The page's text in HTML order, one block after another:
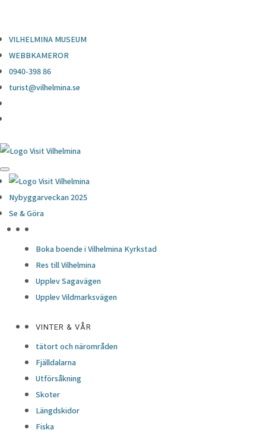
VILHELMINA MUSEUM
WEBBKAMEROR
0940-398 86
turist@vilhelmina.se
Nybyggarveckan 2025
Se & Göra
Boka boende i Vilhelmina Kyrkstad
Res till Vilhelmina
Upplev Sagavägen
Upplev Vildmarksvägen
VINTER & VÅR
tätort och närområden
Fjälldalarna
Utförsåkning
Skoter
Längdskidor
Fiska